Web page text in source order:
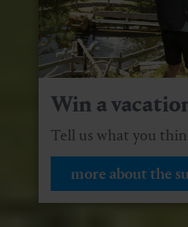
Win a
Tell us what you
more about the